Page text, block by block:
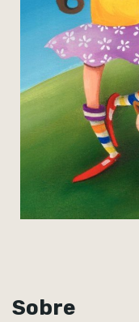
Sobre